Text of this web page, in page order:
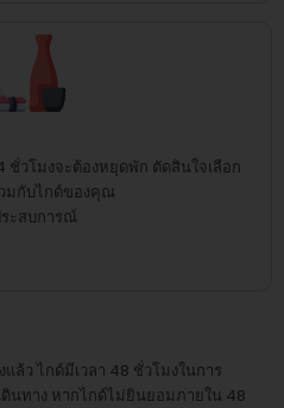
ชั่วโมงจะต้องหยุดพัก ตัดสินใจเลือก
มกับไกด์ของคุณ
ะสบการณ์
ล้ว ไกด์มีเวลา 48 ชั่วโมงในการ
นทาง หากไกด์ไม่ยินยอมภายใน 48